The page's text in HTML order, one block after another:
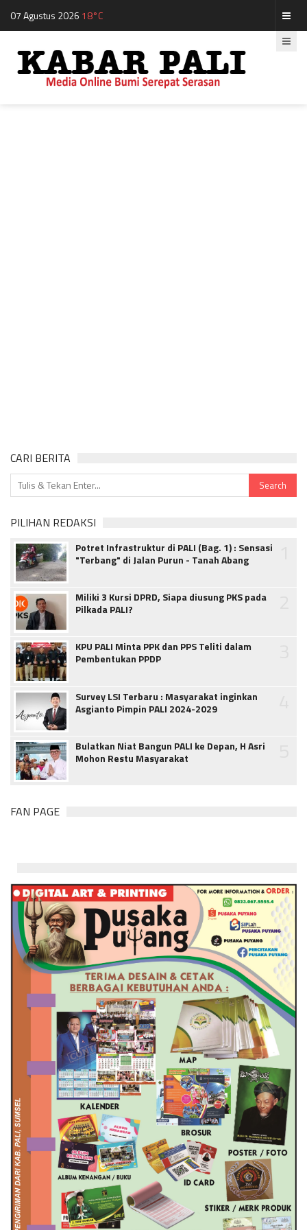
07 Agustus 2026 18°C
CARI BERITA
PILIHAN REDAKSI
Potret Infrastruktur di PALI (Bag. 1) : Sensasi
"Terbang" di Jalan Purun - Tanah Abang
Miliki 3 Kursi DPRD, Siapa diusung PKS pada
Pilkada PALI?
KPU PALI Minta PPK dan PPS Teliti dalam
Pembentukan PPDP
Survey LSI Terbaru : Masyarakat inginkan
Asgianto Pimpin PALI 2024-2029
Bulatkan Niat Bangun PALI ke Depan, H Asri
Mohon Restu Masyarakat
FAN PAGE